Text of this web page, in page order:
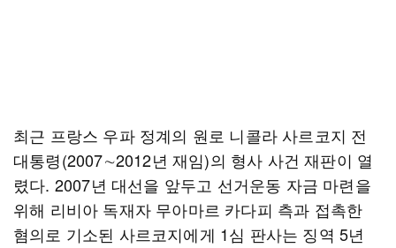
최근 프랑스 우파 정계의 원로 니콜라 사르코지 전
대통령(2007∼2012년 재임)의 형사 사건 재판이 열
렸다. 2007년 대선을 앞두고 선거운동 자금 마련을
위해 리비아 독재자 무아마르 카다피 측과 접촉한
혐의로 기소된 사르코지에게 1심 판사는 징역 5년